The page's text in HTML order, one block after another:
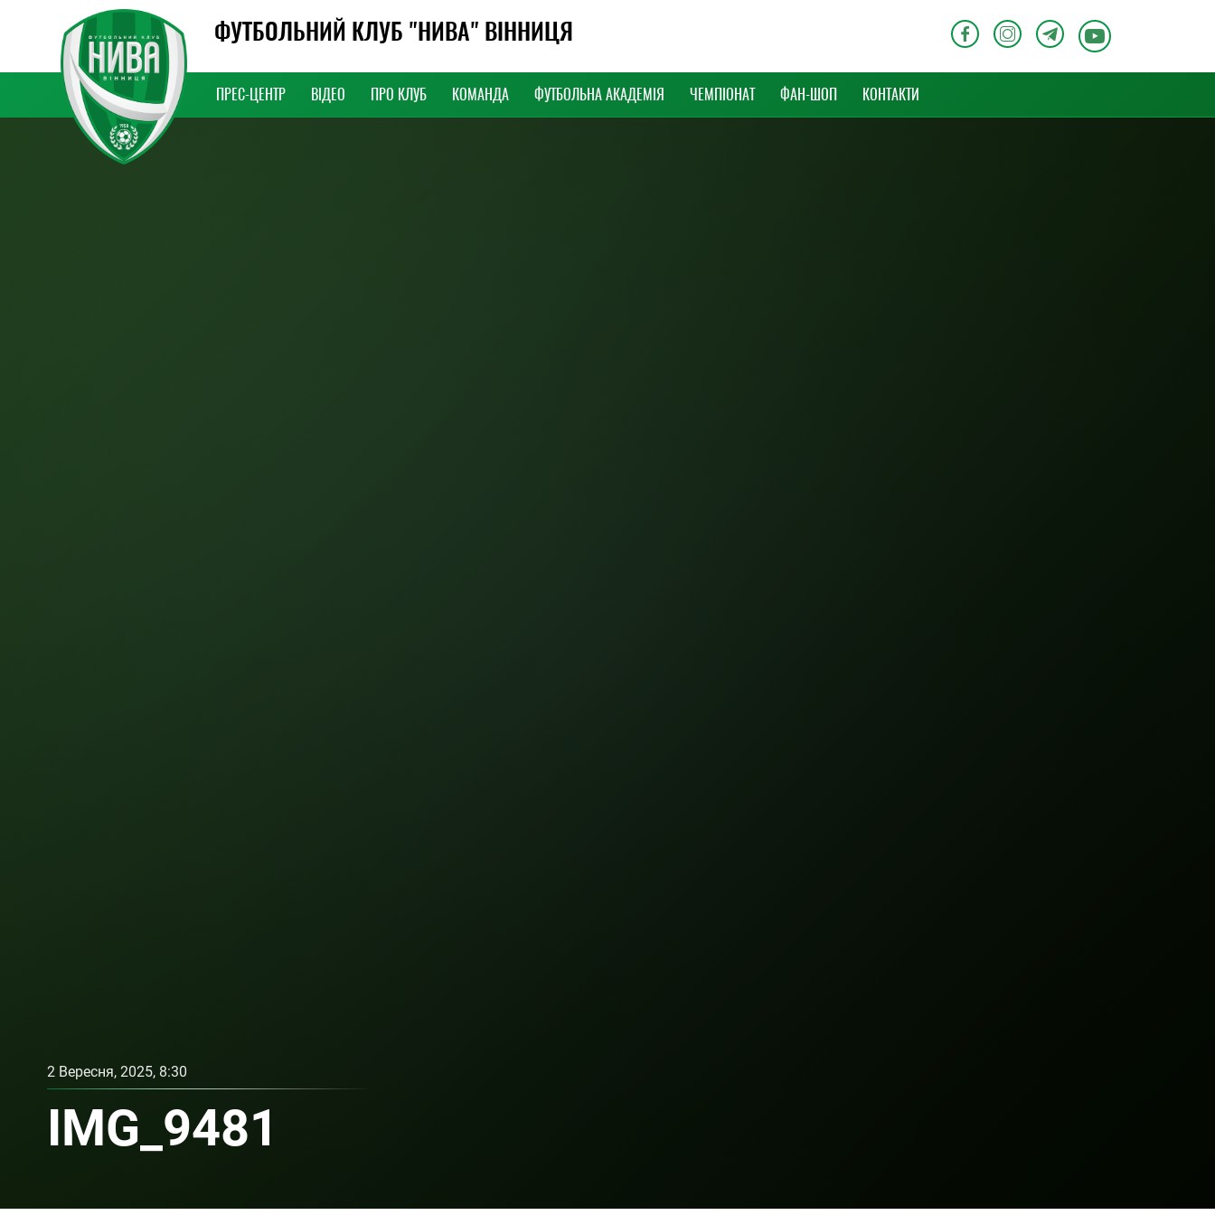
ФУТБОЛЬНИЙ КЛУБ "НИВА" ВІННИЦЯ
ПРЕС-ЦЕНТР ВІДЕО ПРО КЛУБ КОМАНДА ФУТБОЛЬНА АКАДЕМІЯ ЧЕМПІОНАТ ФАН-ШОП КОНТАКТИ
2 Вересня, 2025, 8:30
IMG_9481